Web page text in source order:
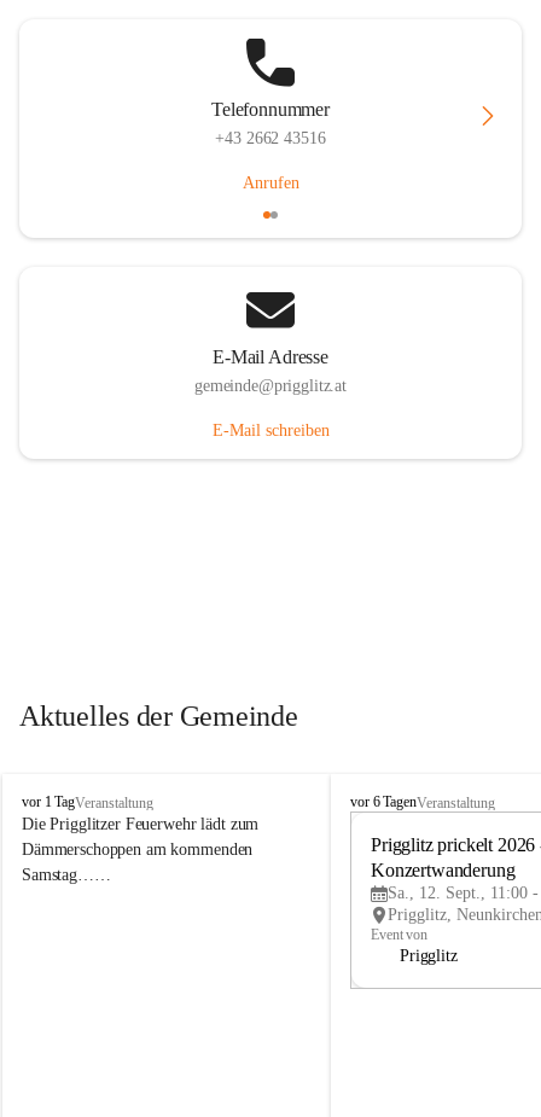
Telefonnummer
+43 2662 43516
Anrufen
E-Mail Adresse
gemeinde@prigglitz.at
E-Mail schreiben
Aktuelles der Gemeinde
P
r
i
g
vor 1 TagVeranstaltung
Die Prigglitzer Feuerwehr lädt zum
Dämmerschoppen am kommenden
Samstag……
P
vor 6 TagenVeranstaltung
Prigglitz prickelt 2026
Konzertwanderung
Sa., 12. Sept., 11:00
Event von
Prigglitz